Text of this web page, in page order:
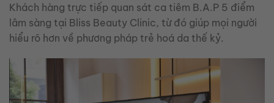
Khách hàng trực tiếp quan sát ca tiêm B.A.P 5 điểm
lâm sàng tại Bliss Beauty Clinic, từ đó giúp mọi người
hiểu rõ hơn về phương pháp trẻ hoá da thế kỷ.